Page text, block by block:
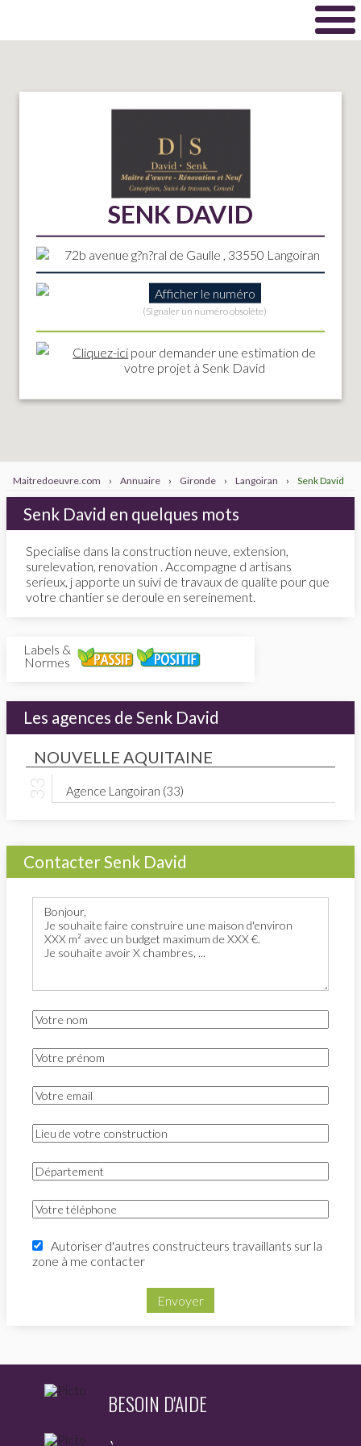
SENK DAVID
72b avenue g?n?ral de Gaulle , 33550 Langoiran
Afficher le numéro
(Signaler un numéro obsolète)
Cliquez-ici pour demander une estimation de
votre projet à Senk David
Maitredoeuvre.com › Annuaire › Gironde › Langoiran › Senk David
Senk David en quelques mots
Specialise dans la construction neuve, extension,
surelevation, renovation . Accompagne d artisans
serieux, j apporte un suivi de travaux de qualite pour que
votre chantier se deroule en sereinement.
Labels &
Normes
Les agences de Senk David
NOUVELLE AQUITAINE
Agence Langoiran (33)
Contacter Senk David
Autoriser d'autres constructeurs travaillants sur la
zone à me contacter
Envoyer
BESOIN D'AIDE